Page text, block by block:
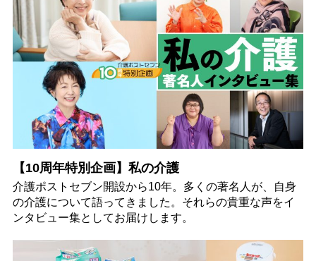
【10周年特別企画】私の介護
介護ポストセブン開設から10年。多くの著名人が、自身
の介護について語ってきました。それらの貴重な声をイ
ンタビュー集としてお届けします。